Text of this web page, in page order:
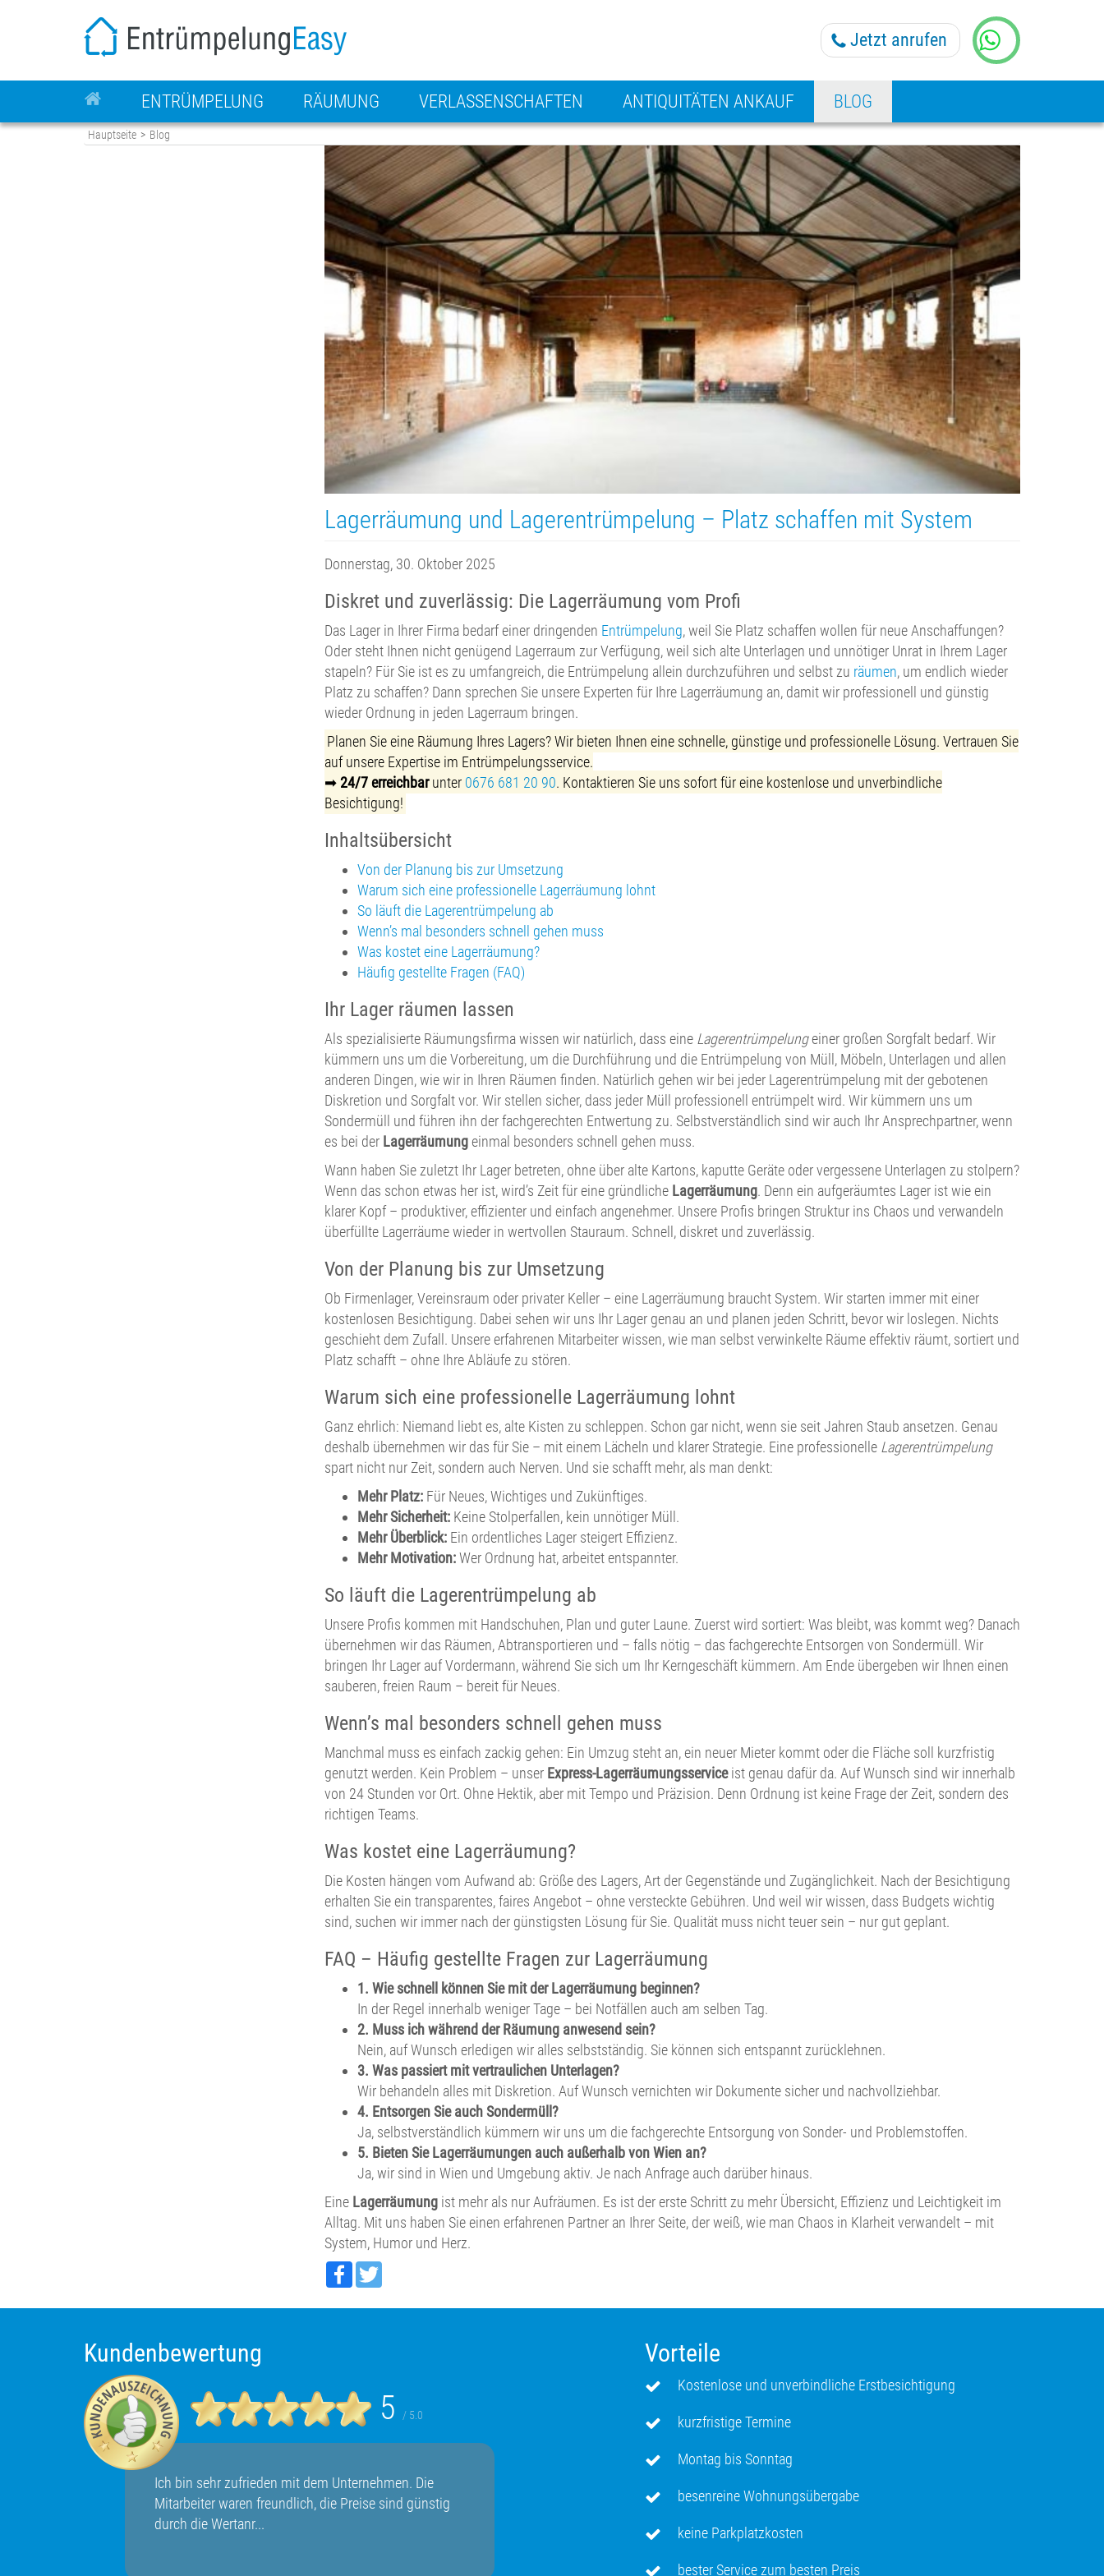
KONTAKT
Jetzt anrufen
ENTRÜMPELUNG RÄUMUNG VERLASSENSCHAFTEN ANTIQUITÄTEN ANKAUF BLOG
Hauptseite > Blog
Lagerräumung und Lagerentrümpelung – Platz schaffen mit System
Donnerstag, 30. Oktober 2025
Diskret und zuverlässig: Die Lagerräumung vom Profi
Das Lager in Ihrer Firma bedarf einer dringenden Entrümpelung, weil Sie Platz schaffen wollen für neue Anschaffungen?
Oder steht Ihnen nicht genügend Lagerraum zur Verfügung, weil sich alte Unterlagen und unnötiger Unrat in Ihrem Lager
stapeln? Für Sie ist es zu umfangreich, die Entrümpelung allein durchzuführen und selbst zu räumen, um endlich wieder
Platz zu schaffen? Dann sprechen Sie unsere Experten für Ihre Lagerräumung an, damit wir professionell und günstig
wieder Ordnung in jeden Lagerraum bringen.
Planen Sie eine Räumung Ihres Lagers? Wir bieten Ihnen eine schnelle, günstige und professionelle Lösung. Vertrauen Sie
auf unsere Expertise im Entrümpelungsservice.
➡24/7 erreichbarunter 0676 681 20 90. Kontaktieren Sie uns sofort für eine kostenlose und unverbindliche
Besichtigung!
Inhaltsübersicht
Von der Planung bis zur Umsetzung
Warum sich eine professionelle Lagerräumung lohnt
So läuft die Lagerentrümpelung ab
Wenn’s mal besonders schnell gehen muss
Was kostet eine Lagerräumung?
Häufig gestellte Fragen (FAQ)
Ihr Lager räumen lassen
Als spezialisierte Räumungsfirma wissen wir natürlich, dass eine Lagerentrümpelungeiner großen Sorgfalt bedarf. Wir
kümmern uns um die Vorbereitung, um die Durchführung und die Entrümpelung von Müll, Möbeln, Unterlagen und allen
anderen Dingen, wie wir in Ihren Räumen finden. Natürlich gehen wir bei jeder Lagerentrümpelung mit der gebotenen
Diskretion und Sorgfalt vor. Wir stellen sicher, dass jeder Müll professionell entrümpelt wird. Wir kümmern uns um
Sondermüll und führen ihn der fachgerechten Entwertung zu. Selbstverständlich sind wir auch Ihr Ansprechpartner, wenn
es bei der Lagerräumungeinmal besonders schnell gehen muss.
Wann haben Sie zuletzt Ihr Lager betreten, ohne über alte Kartons, kaputte Geräte oder vergessene Unterlagen zu stolpern?
Wenn das schon etwas her ist, wird’s Zeit für eine gründliche Lagerräumung. Denn ein aufgeräumtes Lager ist wie ein
klarer Kopf – produktiver, effizienter und einfach angenehmer. Unsere Profis bringen Struktur ins Chaos und verwandeln
überfüllte Lagerräume wieder in wertvollen Stauraum. Schnell, diskret und zuverlässig.
Von der Planung bis zur Umsetzung
Ob Firmenlager, Vereinsraum oder privater Keller – eine Lagerräumung braucht System. Wir starten immer mit einer
kostenlosen Besichtigung. Dabei sehen wir uns Ihr Lager genau an und planen jeden Schritt, bevor wir loslegen. Nichts
geschieht dem Zufall. Unsere erfahrenen Mitarbeiter wissen, wie man selbst verwinkelte Räume effektiv räumt, sortiert und
Platz schafft – ohne Ihre Abläufe zu stören.
Warum sich eine professionelle Lagerräumung lohnt
Ganz ehrlich: Niemand liebt es, alte Kisten zu schleppen. Schon gar nicht, wenn sie seit Jahren Staub ansetzen. Genau
deshalb übernehmen wir das für Sie – mit einem Lächeln und klarer Strategie. Eine professionelle Lagerentrümpelung
spart nicht nur Zeit, sondern auch Nerven. Und sie schafft mehr, als man denkt:
Mehr Platz:Für Neues, Wichtiges und Zukünftiges.
Mehr Sicherheit:Keine Stolperfallen, kein unnötiger Müll.
Mehr Überblick:Ein ordentliches Lager steigert Effizienz.
Mehr Motivation:Wer Ordnung hat, arbeitet entspannter.
So läuft die Lagerentrümpelung ab
Unsere Profis kommen mit Handschuhen, Plan und guter Laune. Zuerst wird sortiert: Was bleibt, was kommt weg? Danach
übernehmen wir das Räumen, Abtransportieren und – falls nötig – das fachgerechte Entsorgen von Sondermüll. Wir
bringen Ihr Lager auf Vordermann, während Sie sich um Ihr Kerngeschäft kümmern. Am Ende übergeben wir Ihnen einen
sauberen, freien Raum – bereit für Neues.
Wenn’s mal besonders schnell gehen muss
Manchmal muss es einfach zackig gehen: Ein Umzug steht an, ein neuer Mieter kommt oder die Fläche soll kurzfristig
genutzt werden. Kein Problem – unser Express-Lagerräumungsserviceist genau dafür da. Auf Wunsch sind wir innerhalb
von 24 Stunden vor Ort. Ohne Hektik, aber mit Tempo und Präzision. Denn Ordnung ist keine Frage der Zeit, sondern des
richtigen Teams.
Was kostet eine Lagerräumung?
Die Kosten hängen vom Aufwand ab: Größe des Lagers, Art der Gegenstände und Zugänglichkeit. Nach der Besichtigung
erhalten Sie ein transparentes, faires Angebot – ohne versteckte Gebühren. Und weil wir wissen, dass Budgets wichtig
sind, suchen wir immer nach der günstigsten Lösung für Sie. Qualität muss nicht teuer sein – nur gut geplant.
FAQ – Häufig gestellte Fragen zur Lagerräumung
1. Wie schnell können Sie mit der Lagerräumung beginnen?
In der Regel innerhalb weniger Tage – bei Notfällen auch am selben Tag.
2. Muss ich während der Räumung anwesend sein?
Nein, auf Wunsch erledigen wir alles selbstständig. Sie können sich entspannt zurücklehnen.
3. Was passiert mit vertraulichen Unterlagen?
Wir behandeln alles mit Diskretion. Auf Wunsch vernichten wir Dokumente sicher und nachvollziehbar.
4. Entsorgen Sie auch Sondermüll?
Ja, selbstverständlich kümmern wir uns um die fachgerechte Entsorgung von Sonder- und Problemstoffen.
5. Bieten Sie Lagerräumungen auch außerhalb von Wien an?
Ja, wir sind in Wien und Umgebung aktiv. Je nach Anfrage auch darüber hinaus.
Eine Lagerräumungist mehr als nur Aufräumen. Es ist der erste Schritt zu mehr Übersicht, Effizienz und Leichtigkeit im
Alltag. Mit uns haben Sie einen erfahrenen Partner an Ihrer Seite, der weiß, wie man Chaos in Klarheit verwandelt – mit
System, Humor und Herz.
Facebook
Twitter
Kundenbewertung
5 / 5.0
Super Team (Y) Hatte eine Haus Entrümpelung im
1230, fleißige Mitarbeiter, diskret und schnell. LG
Vorteile
Kostenlose und unverbindliche Erstbesichtigung
kurzfristige Termine
Montag bis Sonntag
besenreine Wohnungsübergabe
keine Parkplatzkosten
bester Service zum besten Preis